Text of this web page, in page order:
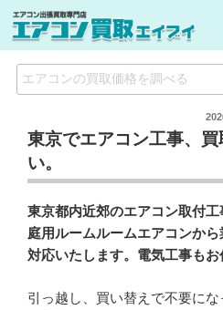
東京でエアコン工事、
い。
東京都内近郊のエアコン取付
庭用ルームルームエアコンか
対応いたします。電気工事もお
引っ越し、買い替えで不要にな